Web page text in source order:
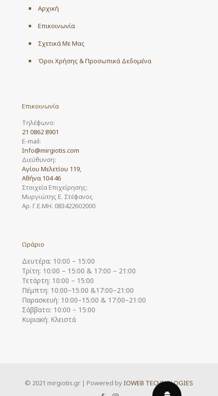
Αρχική
Επικοινωνία
Σχετικά Με Μας
Όροι Χρήσης & Προσωπικά Δεδομένα
Επικοινωνία
Τηλέφωνο:
21 0862 8901
E-mail:
Info@mirgiotis.com
Διεύθυνση:
Αγίου Μελετίου 119,
Αθήνα 104 46
Στοιχεία Επιχείρησης:
Μυργιώτης Ε. Στέφανος
Αρ. Γ.Ε.ΜΗ. 083422602000
Ωράριο
Δευτέρα: 10:00 – 15:00
Τρίτη: 10:00 – 15:00 & 17:00 – 21:00
Τετάρτη: 10:00 – 15:00
Πέμπτη: 10:00–15:00 &17:00–21:00
Παρασκευή: 10:00–15:00 & 17:00–21:00
Σάββατο: 10:00 – 15:00
Κυριακή: Κλειστά
© 2021 mirgiotis.gr | Powered byIOWEB TECHNOLOGIES